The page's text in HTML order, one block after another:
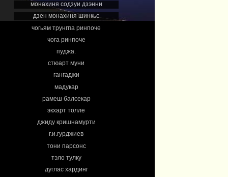
монахиня содзуи дзэнни
дзен монахиня шинкье
чогьям трунгпа ринпоче
чога ринпоче
пуджа.
стюарт муни
гангаджи
мадукар
рамеш балсекар
экхарт толле
джиду кришнамурти
г.и.гурджиев
тони парсонс
тэло тулку
дуглас хардинг